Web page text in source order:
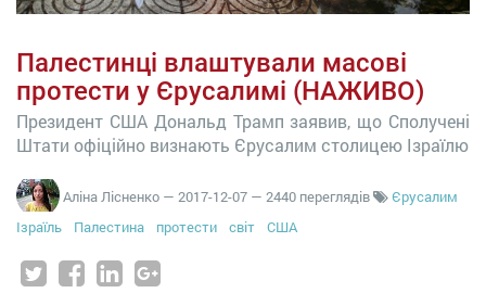
Палестинці влаштували масові
протести у Єрусалимі (НАЖИВО)
Президент США Дональд Трамп заявив, що Сполучені
Штати офіційно визнають Єрусалим столицею Ізраїлю
Аліна Лісненко — 2017-12-07 — 2440 переглядів
Єрусалим
Ізраїль
Палестина протести світ США